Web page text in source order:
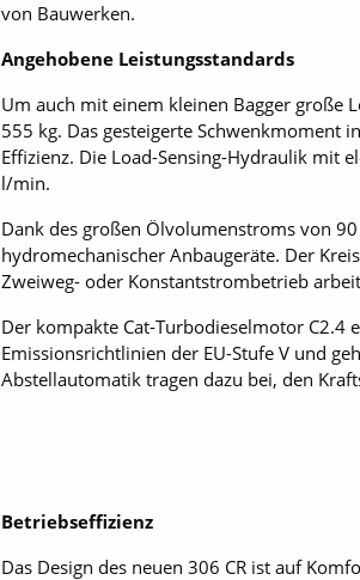
von Bauwerken.
Angehobene Leistungsstandards
Um auch mit einem kleinen Bagger große
555 kg. Das gesteigerte Schwenkmoment
Effizienz. Die Load-Sensing-Hydraulik mit
l/min.
Dank des großen Ölvolumenstroms von
hydromechanischer Anbaugeräte. Der
Zweiweg- oder Konstantstrombetrieb
Der kompakte Cat-Turbodieselmotor C2.4
Emissionsrichtlinien der EU-Stufe V und
Abstellautomatik tragen dazu bei, den
Betriebseffizienz
Das Design des neuen 306 CR ist auf